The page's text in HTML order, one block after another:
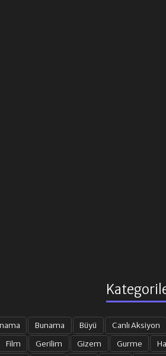
Bunama Büyü Canlı Aksiyon
Film Gerilim Gizem Gurme